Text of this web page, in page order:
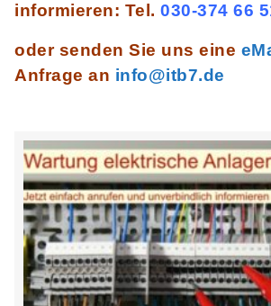
informieren: Tel. 030-374 66
oder senden Sie uns eine
Anfrage an info@itb7.de